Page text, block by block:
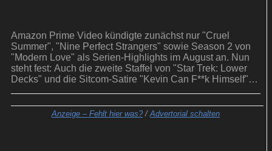
Amazon Prime Video kündigte zunächst nur "Cruel
Summer", "Nine Perfect Strangers" sowie Season 2 von
"Modern Love" als Serien-Highlights im August an. Nun
steht fest: Auch die zweite Staffel von "Star Trek: Lower
Decks" und die Sitcom-Satire "Kevin Can F**k Himself"
Anzeige – Fehlt hier was? / Advertorial schalten